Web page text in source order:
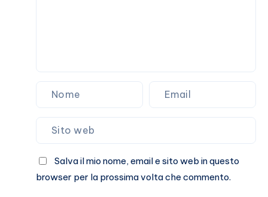
Salva il mio nome, email e sito web in questo
browser per la prossima volta che commento.